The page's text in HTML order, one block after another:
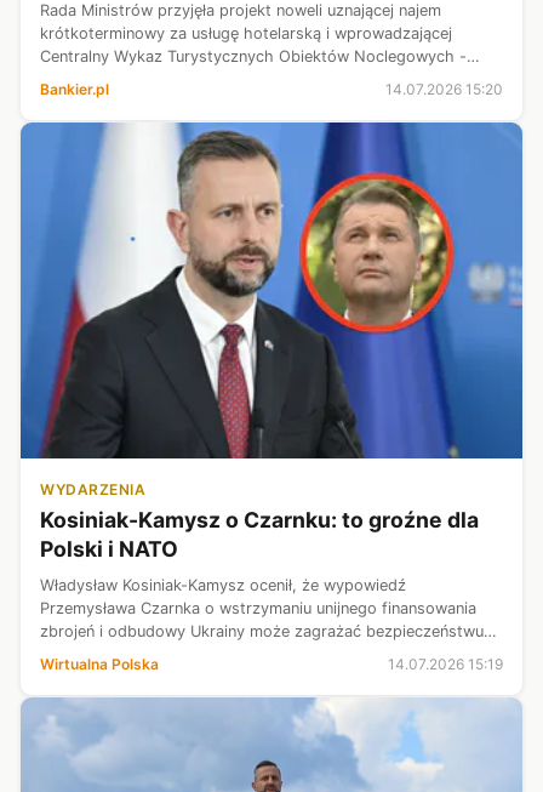
Rada Ministrów przyjęła projekt noweli uznającej najem
krótkoterminowy za usługę hotelarską i wprowadzającej
Centralny Wykaz Turystycznych Obiektów Noclegowych -
poinformował we wtorek wicepremier i minister obrony
narodowej Władysław Kosiniak-Kamysz...
Bankier.pl 14.07.2026 15:20
WYDARZENIA
Kosiniak-Kamysz o Czarnku: to groźne dla
Polski i NATO
Władysław Kosiniak-Kamysz ocenił, że wypowiedź
Przemysława Czarnka o wstrzymaniu unijnego finansowania
zbrojeń i odbudowy Ukrainy może zagrażać bezpieczeństwu
Polski. Słowa te, jak podkreślał wicepremier i szef
Wirtualna Polska 14.07.2026 15:19